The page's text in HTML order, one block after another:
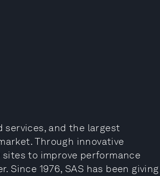
services, and the largest
Through innovative
to improve performance
Since 1976, SAS has been giving